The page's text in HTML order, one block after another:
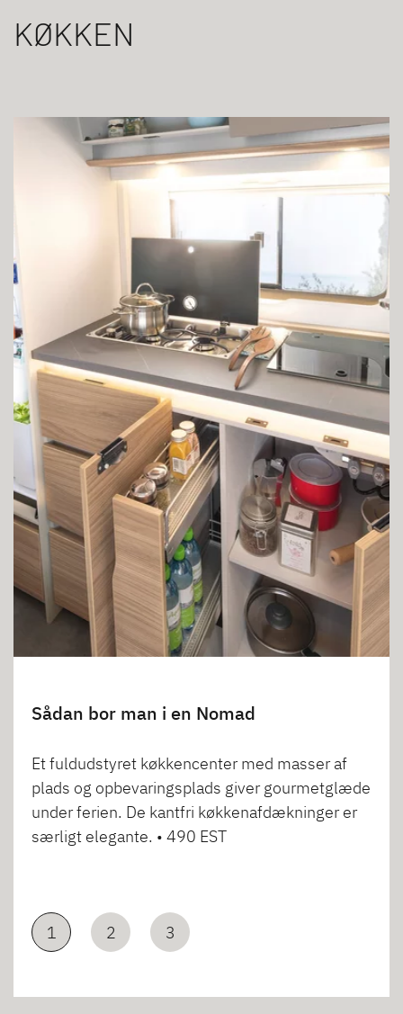
KØKKEN
Sådan bor man i en Nomad
Et fuldudstyret køkkencenter med masser af
plads og opbevaringsplads giver gourmetglæde
under ferien. De kantfri køkkenafdækninger er
særligt elegante. • 490 EST
1 2 3